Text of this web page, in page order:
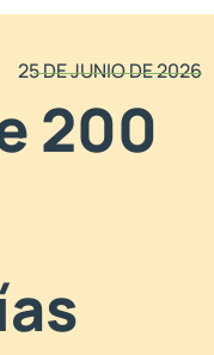
25 DE JUNIO DE 2026
200